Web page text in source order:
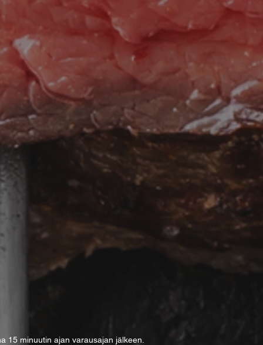
15 minuutin ajan varausajan jälkeen.